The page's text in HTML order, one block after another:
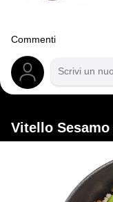
Commenti
Vitello Sesamo